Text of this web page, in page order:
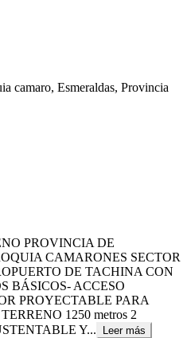
camaro, Esmeraldas, Provincia
PROVINCIA DE
CAMARONES SECTOR
DE TACHINA CON
BÁSICOS- ACCESO
PROYECTABLE PARA
1250 metros 2
Y...
Leer más